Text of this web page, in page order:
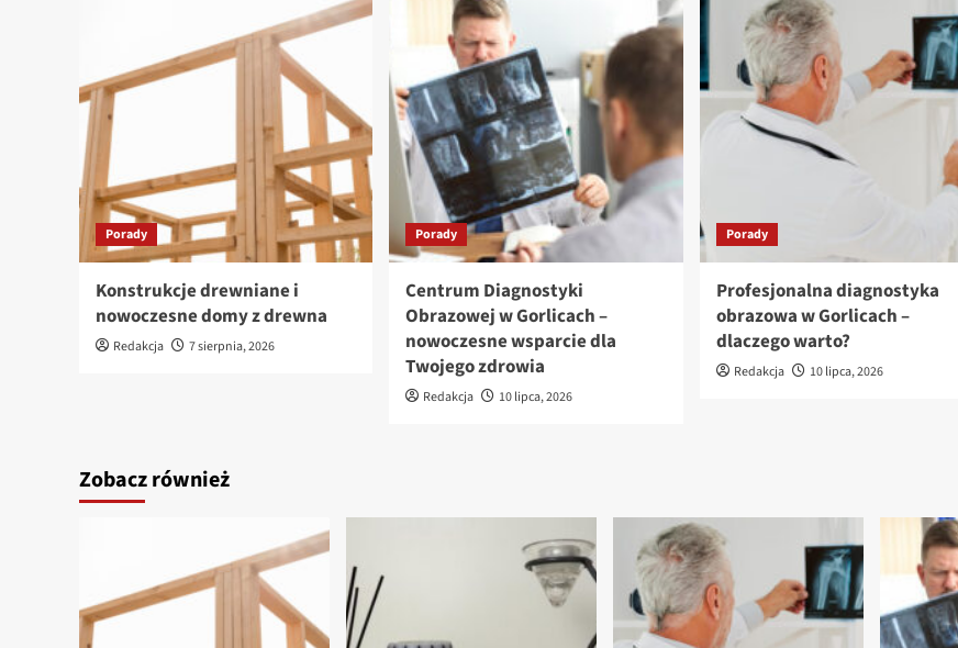
Porady
Konstrukcje drewniane i
nowoczesne domy z drewna
Redakcja 7 sierpnia, 2026
Porady
Centrum Diagnostyki
Obrazowej w Gorlicach –
nowoczesne wsparcie dla
Twojego zdrowia
Redakcja 10 lipca, 2026
Porady
Profesjonalna diagnostyka
obrazowa w Gorlicach –
dlaczego warto?
Redakcja 10 lipca, 2026
Zobacz również